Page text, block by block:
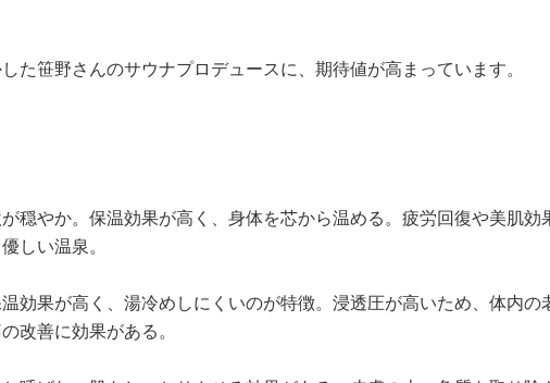
た笹野さんのサウナプロデュースに、期待値が高まっています。
穏やか。保温効果が高く、身体を芯から温める。疲労回復や美肌効
しい温泉。
効果が高く、湯冷めしにくいのが特徴。浸透圧が高いため、体内の
改善に効果がある。